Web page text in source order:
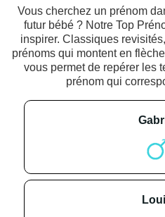
Vous cherchez un prénom
futur bébé ? Notre Top
inspirer. Classiques
prénoms qui montent en
vous permet de repérer les
prénom qui